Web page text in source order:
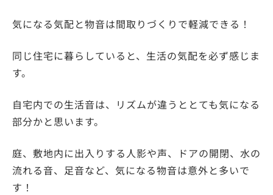
気になる気配と物音は間取りづくりで軽減できる！
同じ住宅に暮らしていると、生活の気配を必ず感じま
す。
自宅内での生活音は、リズムが違うととても気になる
部分かと思います。
庭、敷地内に出入りする人影や声、ドアの開閉、水の
流れる音、足音など、気になる物音は意外と多いで
す！